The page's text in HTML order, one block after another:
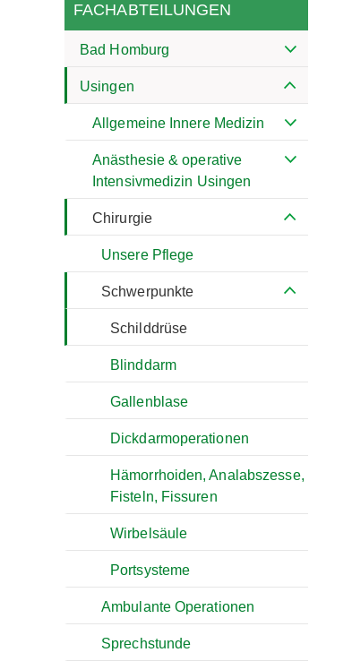
FACHABTEILUNGEN
Bad Homburg
Usingen
Allgemeine Innere Medizin
Anästhesie & operative
Intensivmedizin Usingen
Chirurgie
Unsere Pflege
Schwerpunkte
Schilddrüse
Blinddarm
Gallenblase
Dickdarmoperationen
Hämorrhoiden, Analabszesse,
Fisteln, Fissuren
Wirbelsäule
Portsysteme
Ambulante Operationen
Sprechstunde